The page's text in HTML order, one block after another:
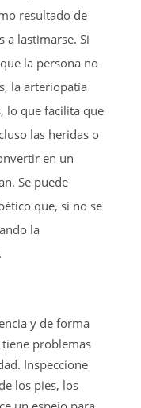
resultado de
a lastimarse. Si
la persona no
la arteriopatía
lo que facilita que
las heridas o
en un
Se puede
que, si no se
la
y de forma
problemas
Inspeccione
los pies, los